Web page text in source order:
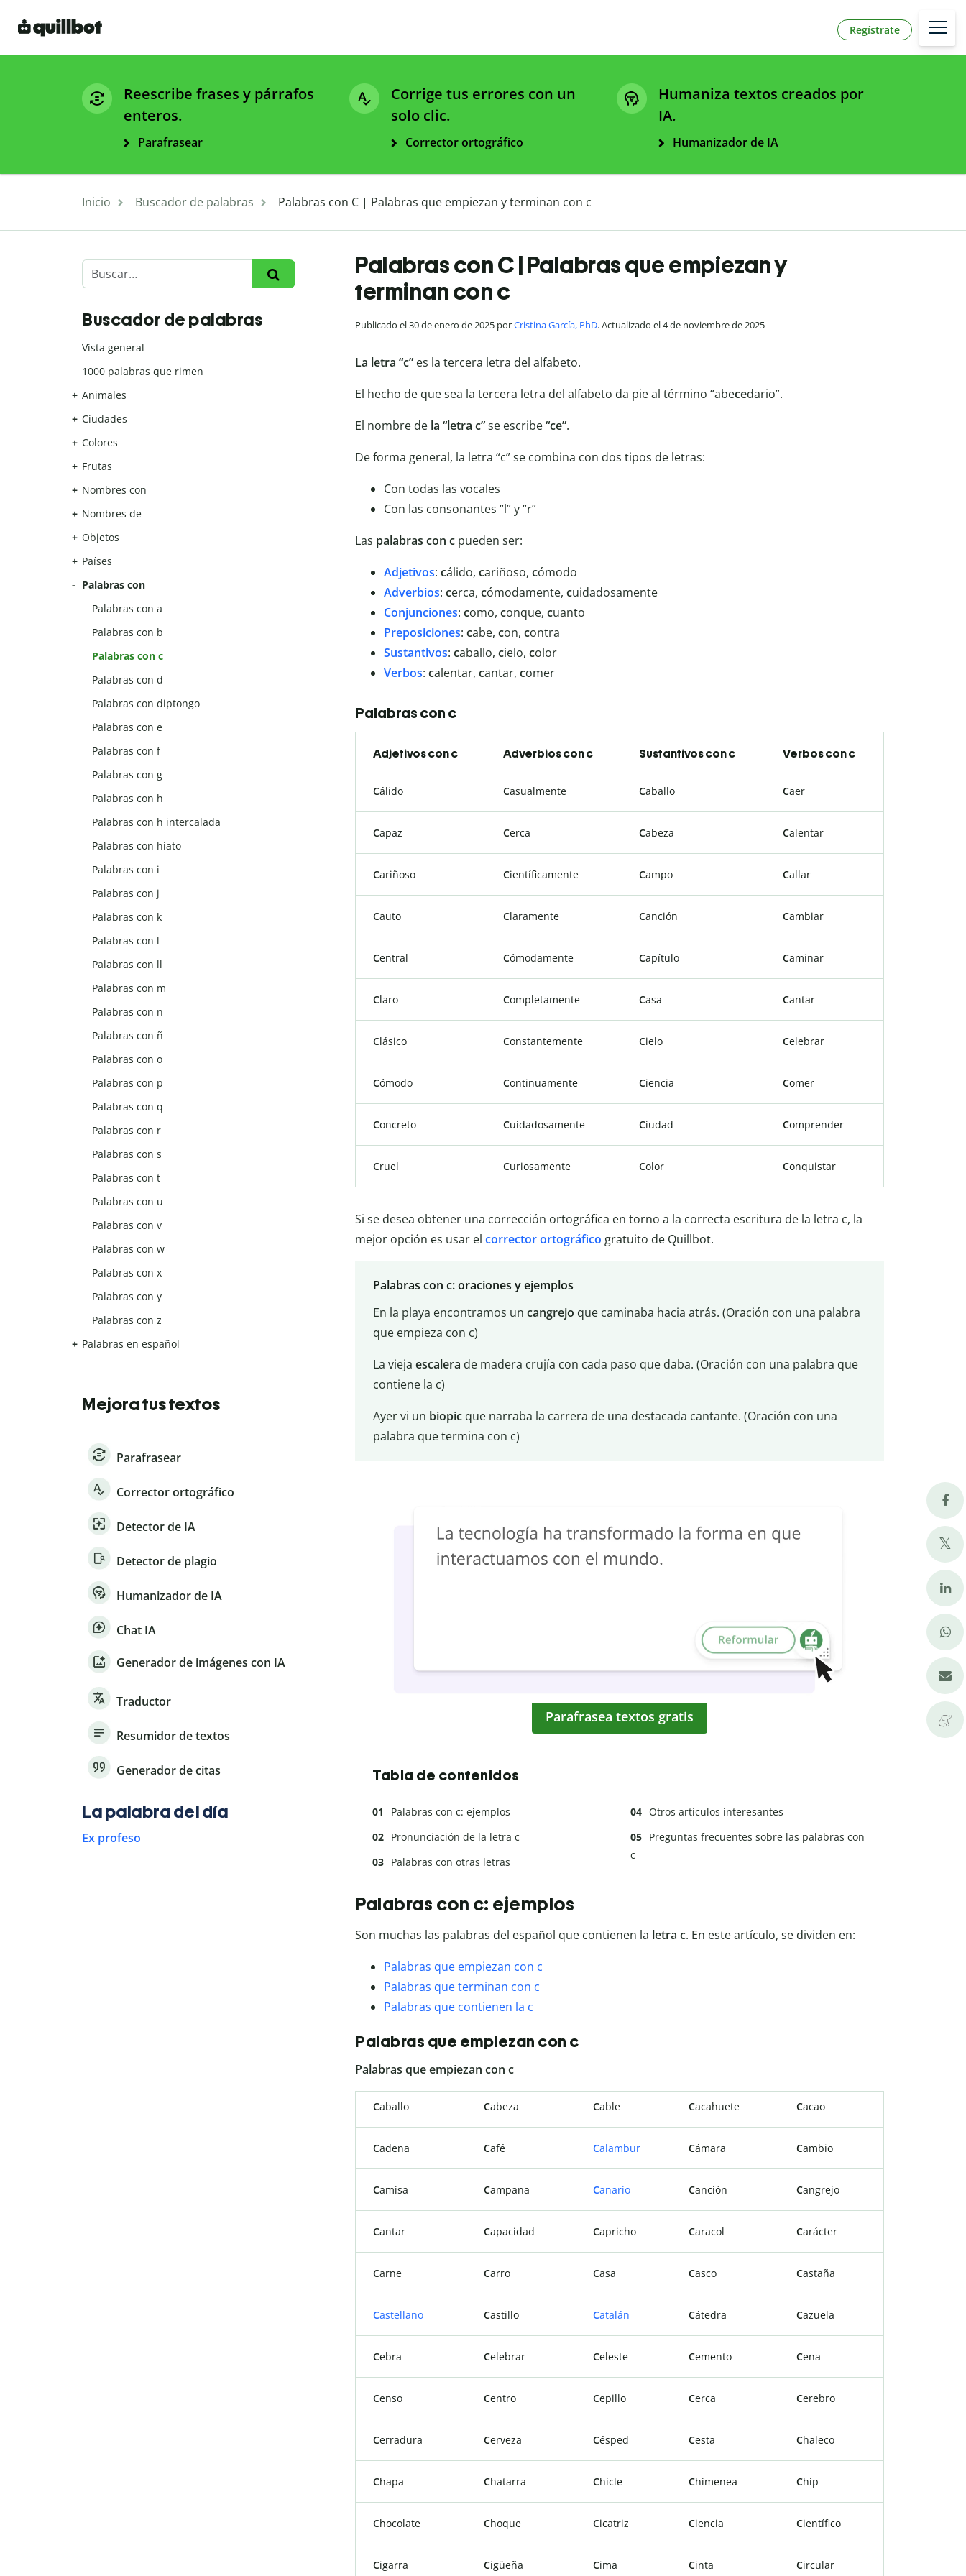
Regístrate
Reescribe frases y párrafos
enteros.
Parafrasear
Corrige tus errores con un
solo clic.
Corrector ortográfico
Humaniza textos creados por
IA.
Humanizador de IA
Inicio Buscador de palabras Palabras con C | Palabras que empiezan y terminan con c
Palabras con C | Palabras que empiezan y
terminan con c
Publicado el 30 de enero de 2025 porCristina García, PhD. Actualizado el 4 de noviembre de 2025
La letra “c” es la tercera letra del alfabeto.
El hecho de que sea la tercera letra del alfabeto da pie al término “abecedario”.
El nombre de la “letra c”se escribe“ce”.
De forma general, la letra “c” se combina con dos tipos de letras:
Con todas las vocales
Con las consonantes “l” y “r”
Las palabras con c pueden ser:
Adjetivos: cálido, cariñoso, cómodo
Adverbios: cerca, cómodamente, cuidadosamente
Conjunciones: como, conque, cuanto
Preposiciones: cabe, con, contra
Sustantivos: caballo, cielo, color
Verbos: calentar, cantar, comer
Palabras con c
Adjetivos con c Adverbios con c Sustantivos con c Verbos con c
Cálido Casualmente Caballo Caer
Capaz Cerca Cabeza Calentar
Cariñoso Científicamente Campo Callar
Cauto Claramente Canción Cambiar
Central Cómodamente Capítulo Caminar
Claro Completamente Casa Cantar
Clásico Constantemente Cielo Celebrar
Cómodo Continuamente Ciencia Comer
Concreto Cuidadosamente Ciudad Comprender
Cruel Curiosamente Color Conquistar
Si se desea obtener una corrección ortográfica en torno a la correcta escritura de la letra c, la
mejor opción es usar el corrector ortográfico gratuito de Quillbot.
Palabras con c: oraciones y ejemplos
En la playa encontramos un cangrejo que caminaba hacia atrás. (Oración con una palabra
que empieza con c)
La vieja escalera de madera crujía con cada paso que daba. (Oración con una palabra que
contiene la c)
Ayer vi un biopicque narraba la carrera de una destacada cantante. (Oración con una
palabra que termina con c)
Parafrasea textos gratis
Tabla de contenidos
Palabras con c: ejemplos
Pronunciación de la letra c
Palabras con otras letras
Otros artículos interesantes
Preguntas frecuentes sobre las palabras con
c
Palabras con c: ejemplos
Son muchas las palabras del español que contienen la letra c. En este artículo, se dividen en:
Palabras que empiezan con c
Palabras que terminan con c
Palabras que contienen la c
Palabras que empiezan con c
Palabras que empiezan con c
Caballo Cabeza Cable Cacahuete Cacao
Cadena Café Calambur Cámara Cambio
Camisa Campana Canario Canción Cangrejo
Cantar Capacidad Capricho Caracol Carácter
Carne Carro Casa Casco Castaña
Castellano Castillo Catalán Cátedra Cazuela
Cebra Celebrar Celeste Cemento Cena
Censo Centro Cepillo Cerca Cerebro
Cerradura Cerveza Césped Cesta Chaleco
Chapa Chatarra Chicle Chimenea Chip
Chocolate Choque Cicatriz Ciencia Científico
Cigarra Cigüeña Cima Cinta Circular
Buscador de palabras
Vista general
1000 palabras que rimen
Animales
Ciudades
Colores
Frutas
Nombres con
Nombres de
Objetos
Países
Palabras con
Palabras con a
Palabras con b
Palabras con c
Palabras con d
Palabras con diptongo
Palabras con e
Palabras con f
Palabras con g
Palabras con h
Palabras con h intercalada
Palabras con hiato
Palabras con i
Palabras con j
Palabras con k
Palabras con l
Palabras con ll
Palabras con m
Palabras con n
Palabras con ñ
Palabras con o
Palabras con p
Palabras con q
Palabras con r
Palabras con s
Palabras con t
Palabras con u
Palabras con v
Palabras con w
Palabras con x
Palabras con y
Palabras con z
Palabras en español
Mejora tus textos
Parafrasear
Corrector ortográfico
Detector de IA
Detector de plagio
Humanizador de IA
Chat IA
Generador de imágenes con IA
Traductor
Resumidor de textos
Generador de citas
La palabra del día
Ex profeso